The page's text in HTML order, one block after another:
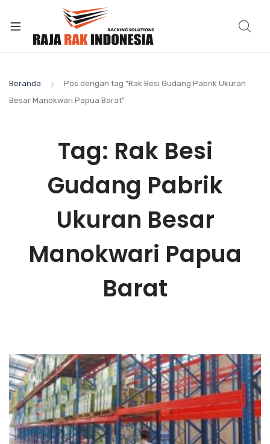
Beranda
Pos dengan tag “Rak Besi Gudang Pabrik Ukuran
Besar Manokwari Papua Barat”
Tag: Rak Besi
Gudang Pabrik
Ukuran Besar
Manokwari Papua
Barat